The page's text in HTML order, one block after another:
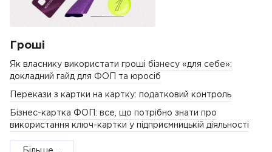
Гроші
Як власнику використати гроші бізнесу «для себе»:
докладний гайд для ФОП та юросіб
Перекази з картки на картку: податковий контроль
Бізнес-картка ФОП: все, що потрібно знати про
використання ключ-картки у підприємницькій діяльності